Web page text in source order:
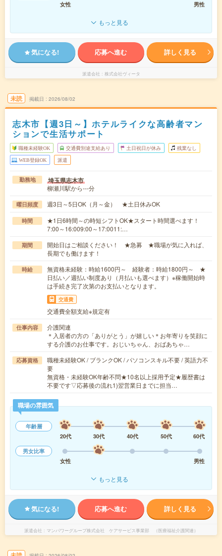
女性
男性
もっと見る
気になる! 応募へ進む 詳しく見る
派遣会社 株式会社ヴィータ
未読 掲載日 2026/08/02
志木市【週3日～】ホテルライクな高齢者マン
ションで生活サポート
職種未経験OK 交通費別途支給あり 土日祝日が休み 残業なし
WEB登録OK 派遣
勤務地 埼玉県志木市
柳瀬川駅から---分
曜日頻度 週3日～5日OK（月～金） ★土日休みOK
時間
★1日6時間～の時短シフトOK★スタート時間選べます！
7:00～16:009:00～17:0011:…
期間
開始日はご相談ください！ ★急募 ★職場が気に入れば、
長期でも働けます！
時給
無資格未経験：時給1600円～ 経験者：時給1800円～ ★
日払い／週払い制度あり（月払いも選べます）※稼働開始時
は手続き完了次第のお支払いとなります。
交通費
交通費全額支給※規定有
仕事内容
介護関連
＊入居者の方の「ありがとう」が嬉しい＊お年寄りを笑顔に
する介護のお仕事です。おじいちゃん、おばあちゃ…
応募資格
職種未経験OK / ブランクOK / パソコンスキル不要 / 英語力不
要
無資格・未経験OK年齢不問★10名以上採用予定★履歴書は
不要です▽応募後の流れ1)翌営業日までに担当…
職場の雰囲気
年齢層
20代
30代 40代 50代
60代
男女比率
女性
男性
もっと見る
気になる! 応募へ進む 詳しく見る
派遣会社 マンパワーグループ株式会社 ケアサービス事業部 （医療福祉介護関連）